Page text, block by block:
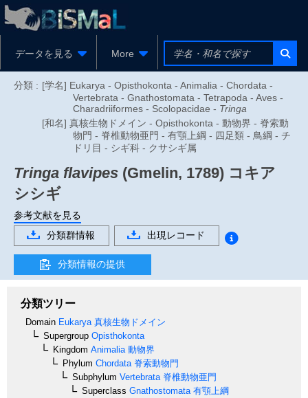
データを見る More
分類 : [学名] Eukarya - Opisthokonta - Animalia - Chordata -
Vertebrata - Gnathostomata - Tetrapoda - Aves -
Charadriiformes - Scolopacidae - Tringa
[和名] 真核生物ドメイン - Opisthokonta - 動物界 - 脊索動
物門 - 脊椎動物亜門 - 有顎上綱 - 四足類 - 鳥綱 - チ
ドリ目 - シギ科 - クサシギ属
Tringa flavipes (Gmelin, 1789) コキア
シシギ
参考文献を見る
分類群情報
出現レコード
分類情報の提供
分類ツリー
Domain Eukarya 真核生物ドメイン
Supergroup Opisthokonta
Kingdom Animalia 動物界
Phylum Chordata 脊索動物門
Subphylum Vertebrata 脊椎動物亜門
Superclass Gnathostomata 有顎上綱